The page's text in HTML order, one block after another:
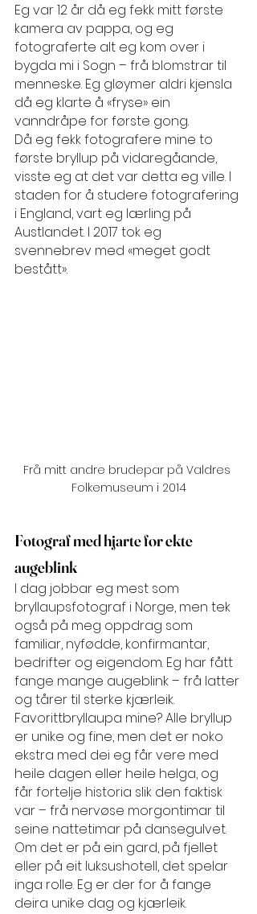
Eg var 12 år då eg fekk mitt første
kamera av pappa, og eg
fotograferte alt eg kom over i
bygda mi i Sogn – frå blomstrar til
menneske. Eg gløymer aldri kjensla
då eg klarte å «fryse» ein
vanndråpe for første gong.
Då eg fekk fotografere mine to
første bryllup på vidaregåande,
visste eg at det var detta eg ville. I
staden for å studere fotografering
i England, vart eg lærling på
Austlandet. I 2017 tok eg
svennebrev med «meget godt
bestått».
Frå mitt andre brudepar på Valdres
Folkemuseum i 2014
Fotograf med hjarte for ekte
augeblink
I dag jobbar eg mest som
bryllaupsfotograf i Norge, men tek
også på meg oppdrag som
familiar, nyfødde, konfirmantar,
bedrifter og eigendom. Eg har fått
fange mange augeblink – frå latter
og tårer til sterke kjærleik.
Favorittbryllaupa mine? Alle bryllup
er unike og fine, men det er noko
ekstra med dei eg får vere med
heile dagen eller heile helga, og
får fortelje historia slik den faktisk
var – frå nervøse morgontimar til
seine nattetimar på dansegulvet.
Om det er på ein gard, på fjellet
eller på eit luksushotell, det spelar
inga rolle. Eg er der for å fange
deira unike dag og kjærleik.